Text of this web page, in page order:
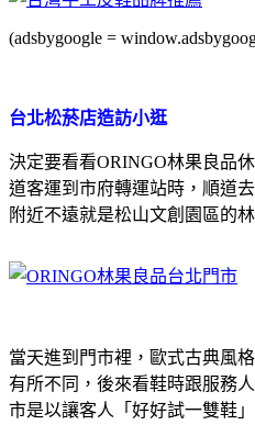
(adsbygoogle =
台北松菸店造訪小逛
決定要看看ORINGO林果良品
道客運到市府轉運站時，順道
附近不遠就是松山文創園區的
當天進到門市裡，歐式古典風
有所不同，後來看鞋時跟服務
市是以讓客人「好好試一雙鞋